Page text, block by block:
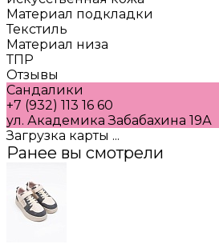
Материал подкладки
Текстиль
Материал низа
ТПР
Отзывы
Сандалики
+7 (932) 113 16 60
ул. Академика Забабахина 19А
Загрузка карты ...
Ранее вы смотрели